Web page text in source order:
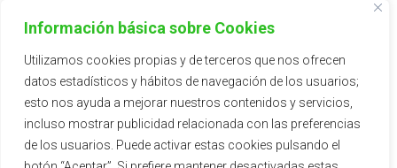
Información básica sobre Cookies
Utilizamos cookies propias y de terceros que nos ofrecen
datos estadísticos y hábitos de navegación de los usuarios;
esto nos ayuda a mejorar nuestros contenidos y servicios,
incluso mostrar publicidad relacionada con las preferencias
de los usuarios. Puede activar estas cookies pulsando el
Aromátricas/Aromatic
Cítricos/Citrus